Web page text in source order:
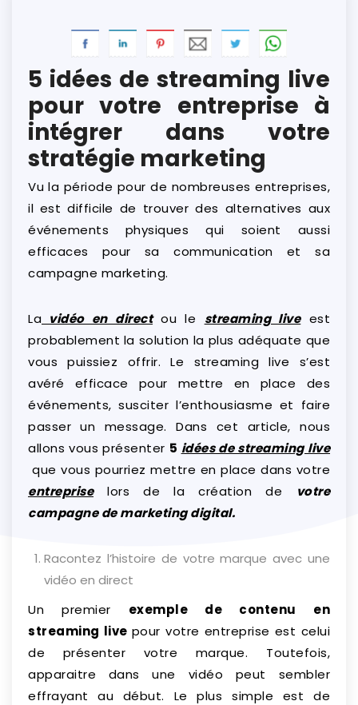
5 idées de streaming live
pour votre entreprise à
intégrer dans votre
stratégie marketing
Vu la période pour de nombreuses entreprises,
il est difficile de trouver des alternatives aux
événements physiques qui soient aussi
efficaces pour sa communication et sa
campagne marketing.
La vidéo en directou le streaming liveest
probablement la solution la plus adéquate que
vous puissiez offrir. Le streaming live s’est
avéré efficace pour mettre en place des
événements, susciter l’enthousiasme et faire
passer un message. Dans cet article, nous
allons vous présenter 5 idées de streaming live
que vous pourriez mettre en place dans votre
entrepriselors de la création de
votre
campagne de marketing digital.
Racontez l’histoire de votre marque avec une
vidéo en direct
Un premier exemple de contenu en
streaming live pour votre entreprise est celui
de présenter votre marque. Toutefois,
apparaitre dans une vidéo peut sembler
effrayant au début. Le plus simple est de